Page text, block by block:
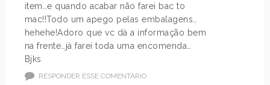
item…e quando acabar não farei bac to
mac!!Todo um apego pelas embalagens…
hehehe!Adoro que vc dá a informação bem
na frente…já farei toda uma encomenda…
Bjks
RESPONDER ESSE COMENTÁRIO